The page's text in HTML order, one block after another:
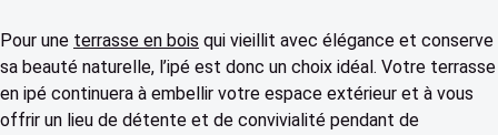
Pour une terrasse en bois qui vieillit avec élégance et conserve
sa beauté naturelle, l’ipé est donc un choix idéal. Votre terrasse
en ipé continuera à embellir votre espace extérieur et à vous
offrir un lieu de détente et de convivialité pendant de